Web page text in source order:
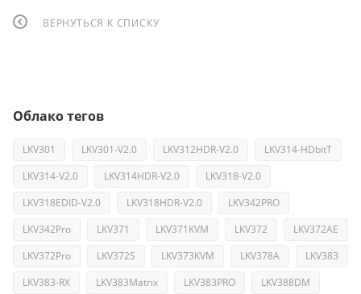
ВЕРНУТЬСЯ К СПИСКУ
Облако тегов
LKV301 LKV301-V2.0 LKV312HDR-V2.0
LKV314-HDbitT
LKV314-V2.0
LKV314HDR-V2.0
LKV318-V2.0
LKV318EDID-V2.0
LKV318HDR-V2.0
LKV342PRO
LKV342Pro
LKV371 LKV371KVM LKV372
LKV372AE
LKV372Pro
LKV372S LKV373KVM LKV378A
LKV383
LKV383-RX
LKV383Matrix LKV383PRO
LKV388DM